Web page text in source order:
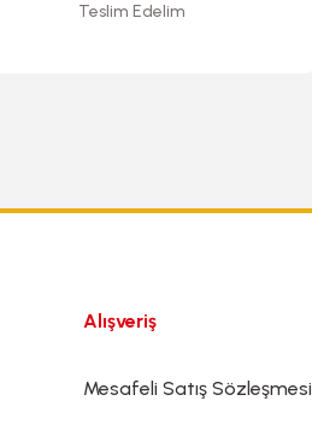
Teslim Edelim
Alışveriş
Mesafeli Satış Sözleşmesi